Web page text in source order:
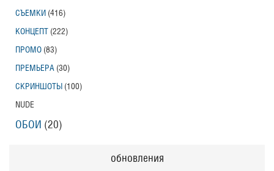
СЪЕМКИ (416)
КОНЦЕПТ (222)
ПРОМО (83)
ПРЕМЬЕРА (30)
СКРИНШОТЫ (100)
NUDE
ОБОИ (20)
обновления